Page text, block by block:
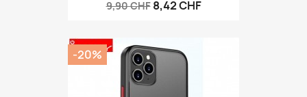
9,90 CHF 8,42 CHF
-20%